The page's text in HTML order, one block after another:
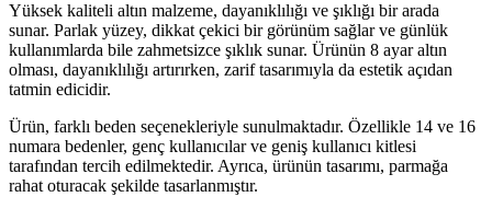
Yüksek kaliteli altın malzeme, dayanıklılığı ve şıklığı bir arada
sunar. Parlak yüzey, dikkat çekici bir görünüm sağlar ve günlük
kullanımlarda bile zahmetsizce şıklık sunar. Ürünün 8 ayar altın
olması, dayanıklılığı artırırken, zarif tasarımıyla da estetik açıdan
tatmin edicidir.
Ürün, farklı beden seçenekleriyle sunulmaktadır. Özellikle 14 ve 16
numara bedenler, genç kullanıcılar ve geniş kullanıcı kitlesi
tarafından tercih edilmektedir. Ayrıca, ürünün tasarımı, parmağa
rahat oturacak şekilde tasarlanmıştır.